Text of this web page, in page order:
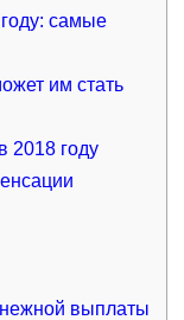
самые
им стать
2018 году
выплаты